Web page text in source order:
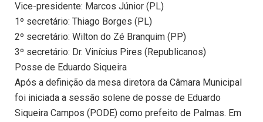
Vice-presidente: Marcos Júnior (PL)
1º secretário: Thiago Borges (PL)
2º secretário: Wilton do Zé Branquim (PP)
3º secretário: Dr. Vinícius Pires (Republicanos)
Posse de Eduardo Siqueira
Após a definição da mesa diretora da Câmara Municipal
foi iniciada a sessão solene de posse de Eduardo
Siqueira Campos (PODE) como prefeito de Palmas. Em